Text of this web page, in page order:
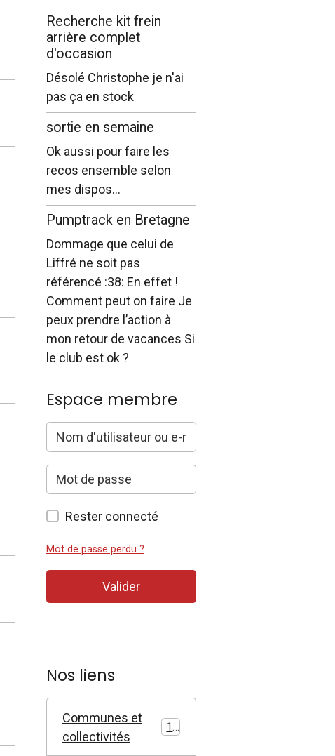
Recherche kit frein
arrière complet
d'occasion
Désolé Christophe je n'ai
pas ça en stock
sortie en semaine
Ok aussi pour faire les
recos ensemble selon
mes dispos...
Pumptrack en Bretagne
Dommage que celui de
Liffré ne soit pas
référencé :38: En effet !
Comment peut on faire Je
peux prendre l’action à
mon retour de vacances Si
le club est ok ?
Espace membre
Rester connecté
Mot de passe perdu ?
Valider
Nos liens
Communes et
collectivités
11